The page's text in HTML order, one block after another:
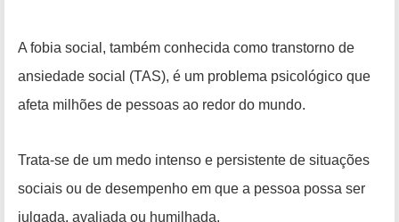
A fobia social, também conhecida como transtorno de
ansiedade social (TAS), é um problema psicológico que
afeta milhões de pessoas ao redor do mundo.
Trata-se de um medo intenso e persistente de situações
sociais ou de desempenho em que a pessoa possa ser
julgada, avaliada ou humilhada.